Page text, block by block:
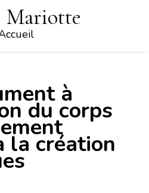
Mariotte
à
du corps
la création